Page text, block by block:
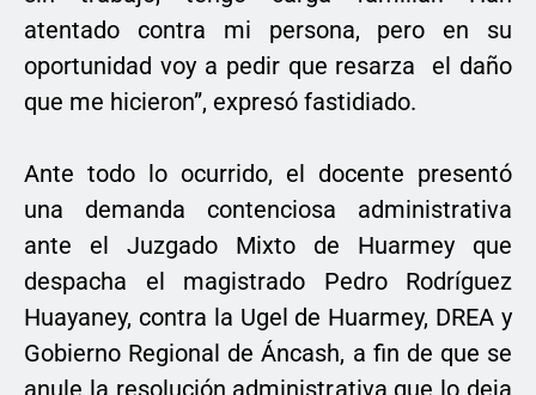
atentado contra mi persona, pero en su
oportunidad voy a pedir que resarza el daño
que me hicieron”, expresó fastidiado.
Ante todo lo ocurrido, el docente presentó
una demanda contenciosa administrativa
ante el Juzgado Mixto de Huarmey que
despacha el magistrado Pedro Rodríguez
Huayaney, contra la Ugel de Huarmey, DREA y
Gobierno Regional de Áncash, a fin de que se
anule la resolución administrativa que lo deja